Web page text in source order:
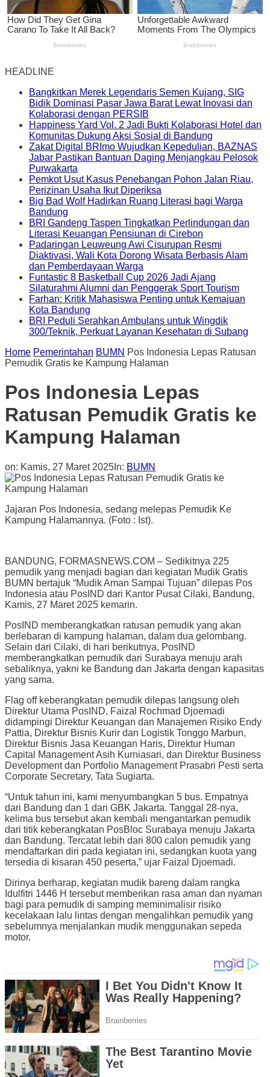
HEADLINE
Bangkitkan Merek Legendaris Semen Kujang, SIG
Bidik Dominasi Pasar Jawa Barat Lewat Inovasi dan
Kolaborasi dengan PERSIB
Happiness Yard Vol. 2 Jadi Bukti Kolaborasi Hotel dan
Komunitas Dukung Aksi Sosial di Bandung
Zakat Digital BRImo Wujudkan Kepedulian, BAZNAS
Jabar Pastikan Bantuan Daging Menjangkau Pelosok
Purwakarta
Pemkot Usut Kasus Penebangan Pohon Jalan Riau,
Perizinan Usaha Ikut Diperiksa
Big Bad Wolf Hadirkan Ruang Literasi bagi Warga
Bandung
BRI Gandeng Taspen Tingkatkan Perlindungan dan
Literasi Keuangan Pensiunan di Cirebon
Padaringan Leuweung Awi Cisurupan Resmi
Diaktivasi, Wali Kota Dorong Wisata Berbasis Alam
dan Pemberdayaan Warga
Funtastic 8 Basketball Cup 2026 Jadi Ajang
Silaturahmi Alumni dan Penggerak Sport Tourism
Farhan: Kritik Mahasiswa Penting untuk Kemajuan
Kota Bandung
BRI Peduli Serahkan Ambulans untuk Wingdik
300/Teknik, Perkuat Layanan Kesehatan di Subang
Home Pemerintahan BUMN Pos Indonesia Lepas Ratusan
Pemudik Gratis ke Kampung Halaman
Pos Indonesia Lepas
Ratusan Pemudik Gratis ke
Kampung Halaman
on: Kamis, 27 Maret 2025 In: BUMN
Jajaran Pos Indonesia, sedang melepas Pemudik Ke
Kampung Halamannya. (Foto : Ist).
BANDUNG, FORMASNEWS.COM – Sedikitnya 225
pemudik yang menjadi bagian dari kegiatan Mudik Gratis
BUMN bertajuk “Mudik Aman Sampai Tujuan” dilepas Pos
Indonesia atau PosIND dari Kantor Pusat Cilaki, Bandung,
Kamis, 27 Maret 2025 kemarin.
PosIND memberangkatkan ratusan pemudik yang akan
berlebaran di kampung halaman, dalam dua gelombang.
Selain dari Cilaki, di hari berikutnya, PosIND
memberangkatkan pemudik dari Surabaya menuju arah
sebaliknya, yakni ke Bandung dan Jakarta dengan kapasitas
yang sama.
Flag off keberangkatan pemudik dilepas langsung oleh
Direktur Utama PosIND, Faizal Rochmad Djoemadi
didampingi Direktur Keuangan dan Manajemen Risiko Endy
Pattia, Direktur Bisnis Kurir dan Logistik Tonggo Marbun,
Direktur Bisnis Jasa Keuangan Haris, Direktur Human
Capital Management Asih Kurniasari, dan Direktur Business
Development dan Portfolio Management Prasabri Pesti serta
Corporate Secretary, Tata Sugiarta.
“Untuk tahun ini, kami menyumbangkan 5 bus. Empatnya
dari Bandung dan 1 dari GBK Jakarta. Tanggal 28-nya,
kelima bus tersebut akan kembali mengantarkan pemudik
dari titik keberangkatan PosBloc Surabaya menuju Jakarta
dan Bandung. Tercatat lebih dari 800 calon pemudik yang
mendaftarkan diri pada kegiatan ini, sedangkan kuota yang
tersedia di kisaran 450 peserta,” ujar Faizal Djoemadi.
Dirinya berharap, kegiatan mudik bareng dalam rangka
Idulfitri 1446 H tersebut memberikan rasa aman dan nyaman
bagi para pemudik di samping meminimalisir risiko
kecelakaan lalu lintas dengan mengalihkan pemudik yang
sebelumnya menjalankan mudik menggunakan sepeda
motor.